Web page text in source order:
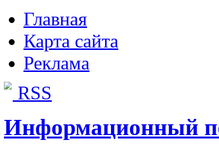
Главная
Карта сайта
Реклама
RSS
Информационный